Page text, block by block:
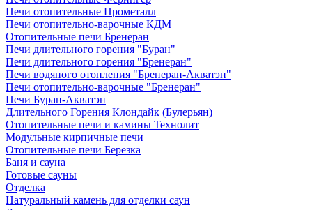
Печи отопительные Прометалл
Печи отопительно-варочные КДМ
Отопительные печи Бренеран
Печи длительного горения "Буран"
Печи длительного горения "Бренеран"
Печи водяного отопления "Бренеран-Акватэн"
Печи отопительно-варочные "Бренеран"
Печи Буран-Акватэн
Длительного Горения Клондайк (Булерьян)
Отопительные печи и камины Технолит
Модульные кирпичные печи
Отопительные печи Березка
Баня и сауна
Готовые сауны
Отделка
Натуральный камень для отделки саун